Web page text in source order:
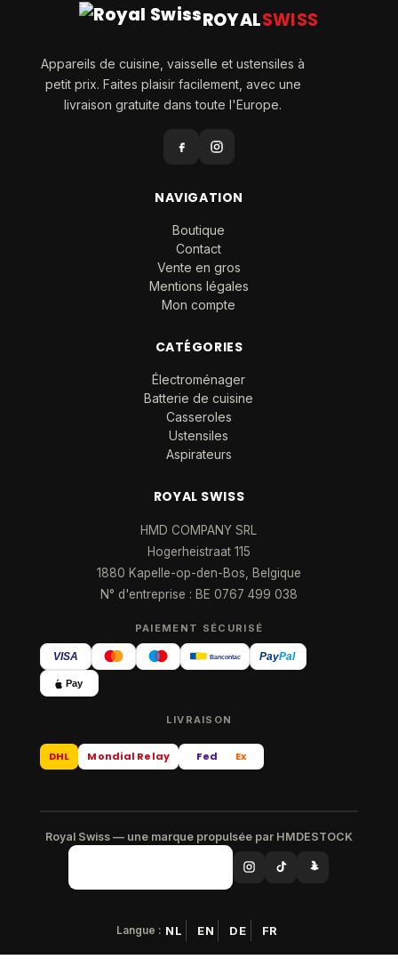
ROYALSWISS
Appareils de cuisine, vaisselle et ustensiles à
petit prix. Faites plaisir facilement, avec une
livraison gratuite dans toute l'Europe.
NAVIGATION
Boutique
Contact
Vente en gros
Mentions légales
Mon compte
CATÉGORIES
Électroménager
Batterie de cuisine
Casseroles
Ustensiles
Aspirateurs
ROYAL SWISS
HMD COMPANY SRL
Hogerheistraat 115
1880 Kapelle-op-den-Bos, Belgique
N° d'entreprise : BE 0767 499 038
PAIEMENT SÉCURISÉ
VISA Bancontact PayPal
Pay
LIVRAISON
DHL Mondial Relay Fed Ex
Royal Swiss — une marque propulsée par HMDESTOCK
Langue : NL EN DE FR